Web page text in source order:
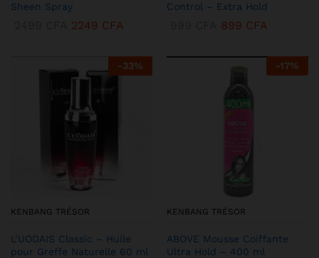
Sheen Spray
2249 CFA
Control – Extra Hold
899 CFA
-33%
KENBANG TRÉSOR
L’UODAIS Classic – Huile
pour Greffe Naturelle 60 ml
-17%
KENBANG TRÉSOR
ABOVE Mousse Coiffante
Ultra Hold – 400 ml